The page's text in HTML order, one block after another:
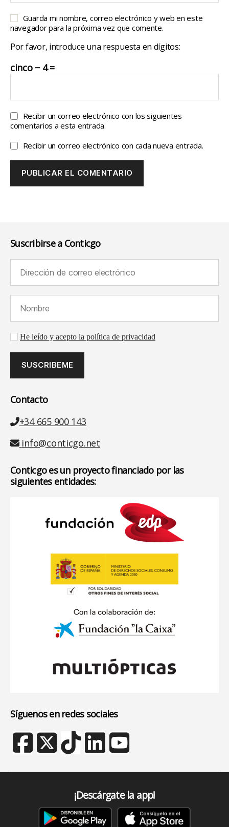
Guarda mi nombre, correo electrónico y web en este
navegador para la próxima vez que comente.
Por favor, introduce una respuesta en dígitos:
cinco − 4 =
Recibir un correo electrónico con los siguientes
comentarios a esta entrada.
Recibir un correo electrónico con cada nueva entrada.
Suscribirse a Conticgo
Aceptación de la política de privacidad
He leído y acepto la política de privacidad
Contacto
Teléfono
+34 665 900 143
Email
info@conticgo.net
Conticgo es un proyecto financiado por las
siguientes entidades:
Síguenos en redes sociales
¡Descárgate la app!